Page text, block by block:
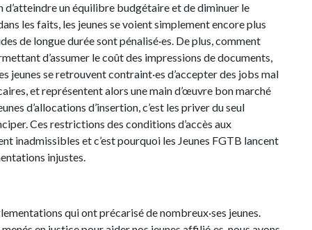
d’atteindre un équilibre budgétaire et de diminuer le
les faits, les jeunes se voient simplement encore plus
de longue durée sont pénalisé·es. De plus, comment
d’assumer le coût des impressions de documents,
jeunes se retrouvent contraint·es d’accepter des jobs mal
et représentent alors une main d’œuvre bon marché
d’allocations d’insertion, c’est les priver du seul
Ces restrictions des conditions d’accès aux
inadmissibles et c’est pourquoi les Jeunes FGTB lancent
injustes.
qui ont précarisé de nombreux·ses jeunes.